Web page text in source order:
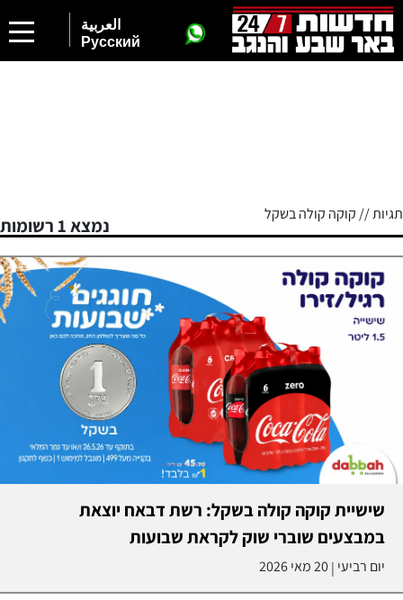
العربية
Русский
תגיות // קוקה קולה בשקל
נמצא 1 רשומות
שישיית קוקה קולה בשקל: רשת דבאח יוצאת
במבצעים שוברי שוק לקראת שבועות
יום רביעי |20 מאי 2026